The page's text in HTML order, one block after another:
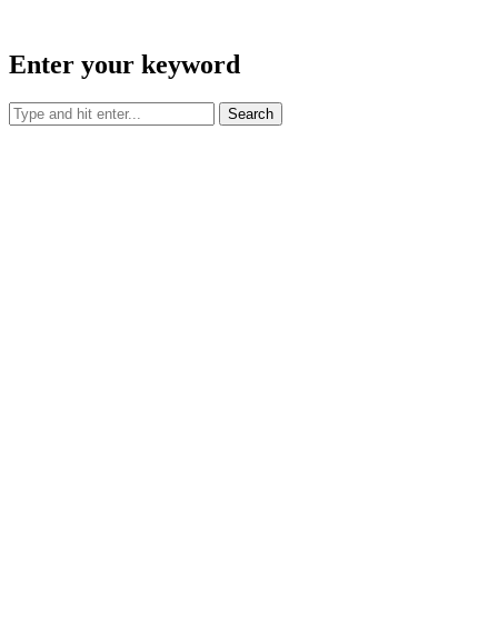
Enter your keyword
Search